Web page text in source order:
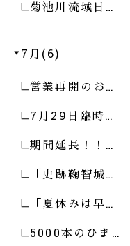
菊池川流域日…
7月(6)
営業再開のお…
7月29日臨時…
期間延長！！…
「史跡鞠智城…
「夏休みは早…
5000本のひま…